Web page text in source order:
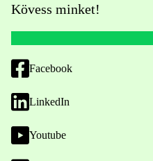
Kövess minket!
Facebook
LinkedIn
Youtube